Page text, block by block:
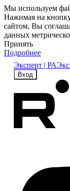
Мы используем
Нажимая на
сайтом, Вы
данных
Принять
Подробнее
Эксперт | РА
Вход